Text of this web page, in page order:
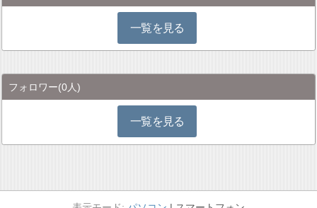
一覧を見る
フォロワー(0人)
一覧を見る